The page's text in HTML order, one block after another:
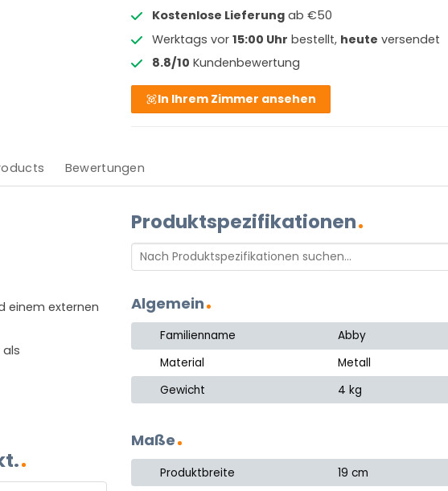
Kostenlose Lieferungab €50
Werktags vor 15:00 Uhr bestellt, heute versendet
8.8/10 Kundenbewertung
In Ihrem Zimmer ansehen
Bewertungen
einem externen
Produktspezifikationen
Algemein
Familienname
Abby
Material
Metall
Gewicht
4 kg
Maße
Produktbreite
19 cm